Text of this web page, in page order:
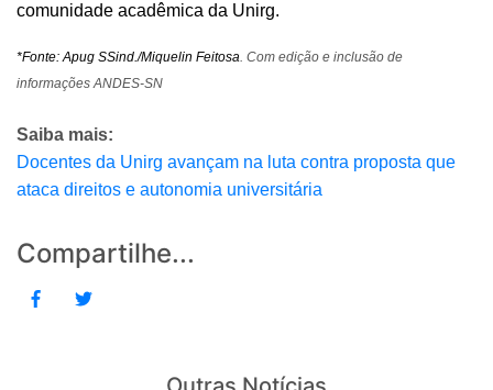
comunidade acadêmica da Unirg.
*Fonte: Apug SSind./Miquelin Feitosa. Com edição e inclusão de
informações ANDES-SN
Saiba mais:
Docentes da Unirg avançam na luta contra proposta que
ataca direitos e autonomia universitária
Compartilhe...